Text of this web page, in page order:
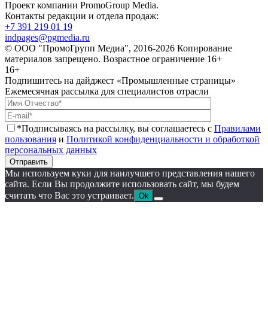
Проект компании PromoGroup Media.
Контакты редакции и отдела продаж:
+7 391 219 01 19
indpages@pgmedia.ru
© ООО "ПромоГрупп Медиа", 2016-2026 Копирование
материалов запрещено. Возрастное ограничение 16+
16+
Подпишитесь на дайджест «Промышленные страницы»
Ежемесячная рассылка для специалистов отрасли
*Подписываясь на рассылку, вы соглашаетесь с Правилами
пользования и Политикой конфиденциальности и обработкой
персональных данных
Отправить
Мы используем куки для наилучшего представления нашего
сайта. Если Вы продолжите использовать сайт, мы будем
считать что Вас это устраивает. Ok